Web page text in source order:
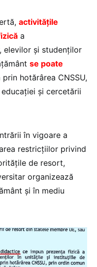
activitățile
a
elevilor şi studenţilor
se poate
hotărârea CNSSU,
și cercetării
în vigoare a
restricțiilor privind
de resort,
organizează
și în mediu